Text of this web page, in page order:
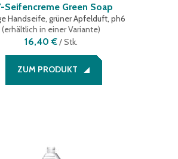
Seifencreme Green Soap
Handseife, grüner Apfelduft, ph6
(erhältlich in einer Variante)
16,40 €/Stk.
ZUM PRODUKT